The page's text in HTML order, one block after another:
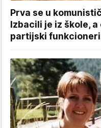
Prva se u
Izbacili je iz škole,
partijski